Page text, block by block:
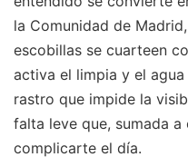
la Comunidad de
escobillas se cuarteen
activa el limpia y el
rastro que impide la
falta leve que, sumada
complicarte el día.